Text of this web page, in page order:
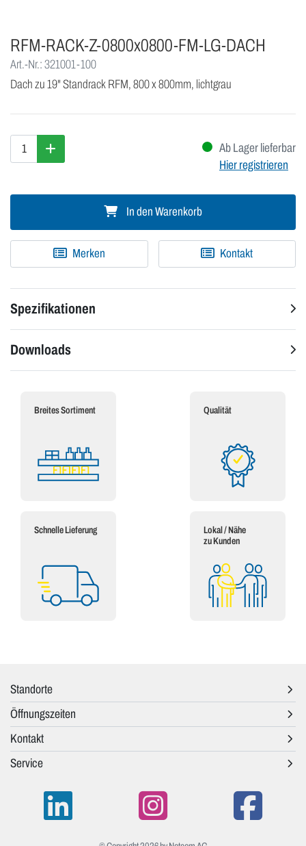
RFM-RACK-Z-0800x0800-FM-LG-DACH
Art.-Nr.: 321001-100
Dach zu 19" Standrack RFM, 800 x 800mm, lichtgrau
Ab Lager lieferbar
Hier registrieren
In den Warenkorb
Merken Kontakt
Spezifikationen
Downloads
Breites Sortiment Qualität
Schnelle Lieferung
Lokal / Nähe
zu Kunden
Standorte
Öffnungszeiten
Kontakt
Service